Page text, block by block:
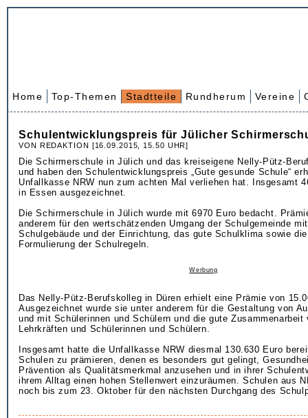
Home Top-Themen Stadtteile Rundherum Vereine
Schulentwicklungspreis für Jülicher
VON REDAKTION [16.09.2015, 15.50 UHR]
Die Schirmerschule in Jülich und das kreiseigene Nelly-Pütz-
und haben den Schulentwicklungspreis „Gute gesunde Schule“
Unfallkasse NRW nun zum achten Mal verliehen hat. Insgesamt
in Essen ausgezeichnet.
Die Schirmerschule in Jülich wurde mit 6970 Euro bedacht.
anderem für den wertschätzenden Umgang der Schulgemeinde
Schulgebäude und der Einrichtung, das gute Schulklima sowie
Formulierung der Schulregeln.
Werbung
Das Nelly-Pütz-Berufskolleg in Düren erhielt eine Prämie von
Ausgezeichnet wurde sie unter anderem für die Gestaltung von
und mit Schülerinnen und Schülern und die gute
Lehrkräften und Schülerinnen und Schülern.
Insgesamt hatte die Unfallkasse NRW diesmal 130.630 Euro
Schulen zu prämieren, denen es besonders gut gelingt,
Prävention als Qualitätsmerkmal anzusehen und in ihrer
ihrem Alltag einen hohen Stellenwert einzuräumen. Schulen aus
noch bis zum 23. Oktober für den nächsten Durchgang des